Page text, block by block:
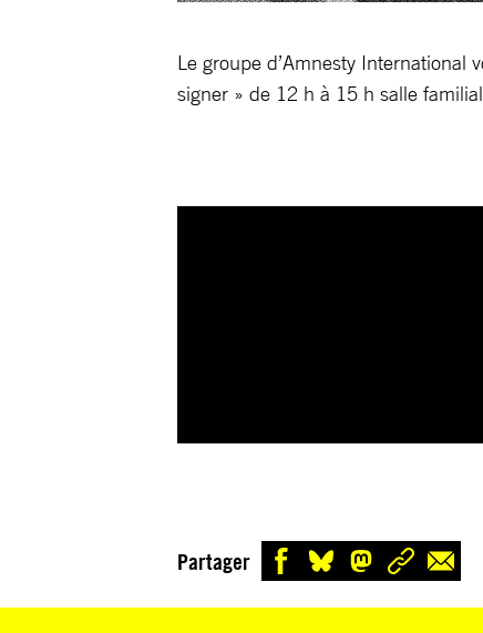
Le groupe d’Amnesty
signer » de 12 h à 15 h salle
Partager